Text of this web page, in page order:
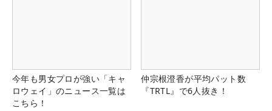
今年も男女プロが強い「キャ
ロウェイ」のニュース一覧は
こちら！
仲宗根澄香が平均パット数
『TRTL』で6人抜き！